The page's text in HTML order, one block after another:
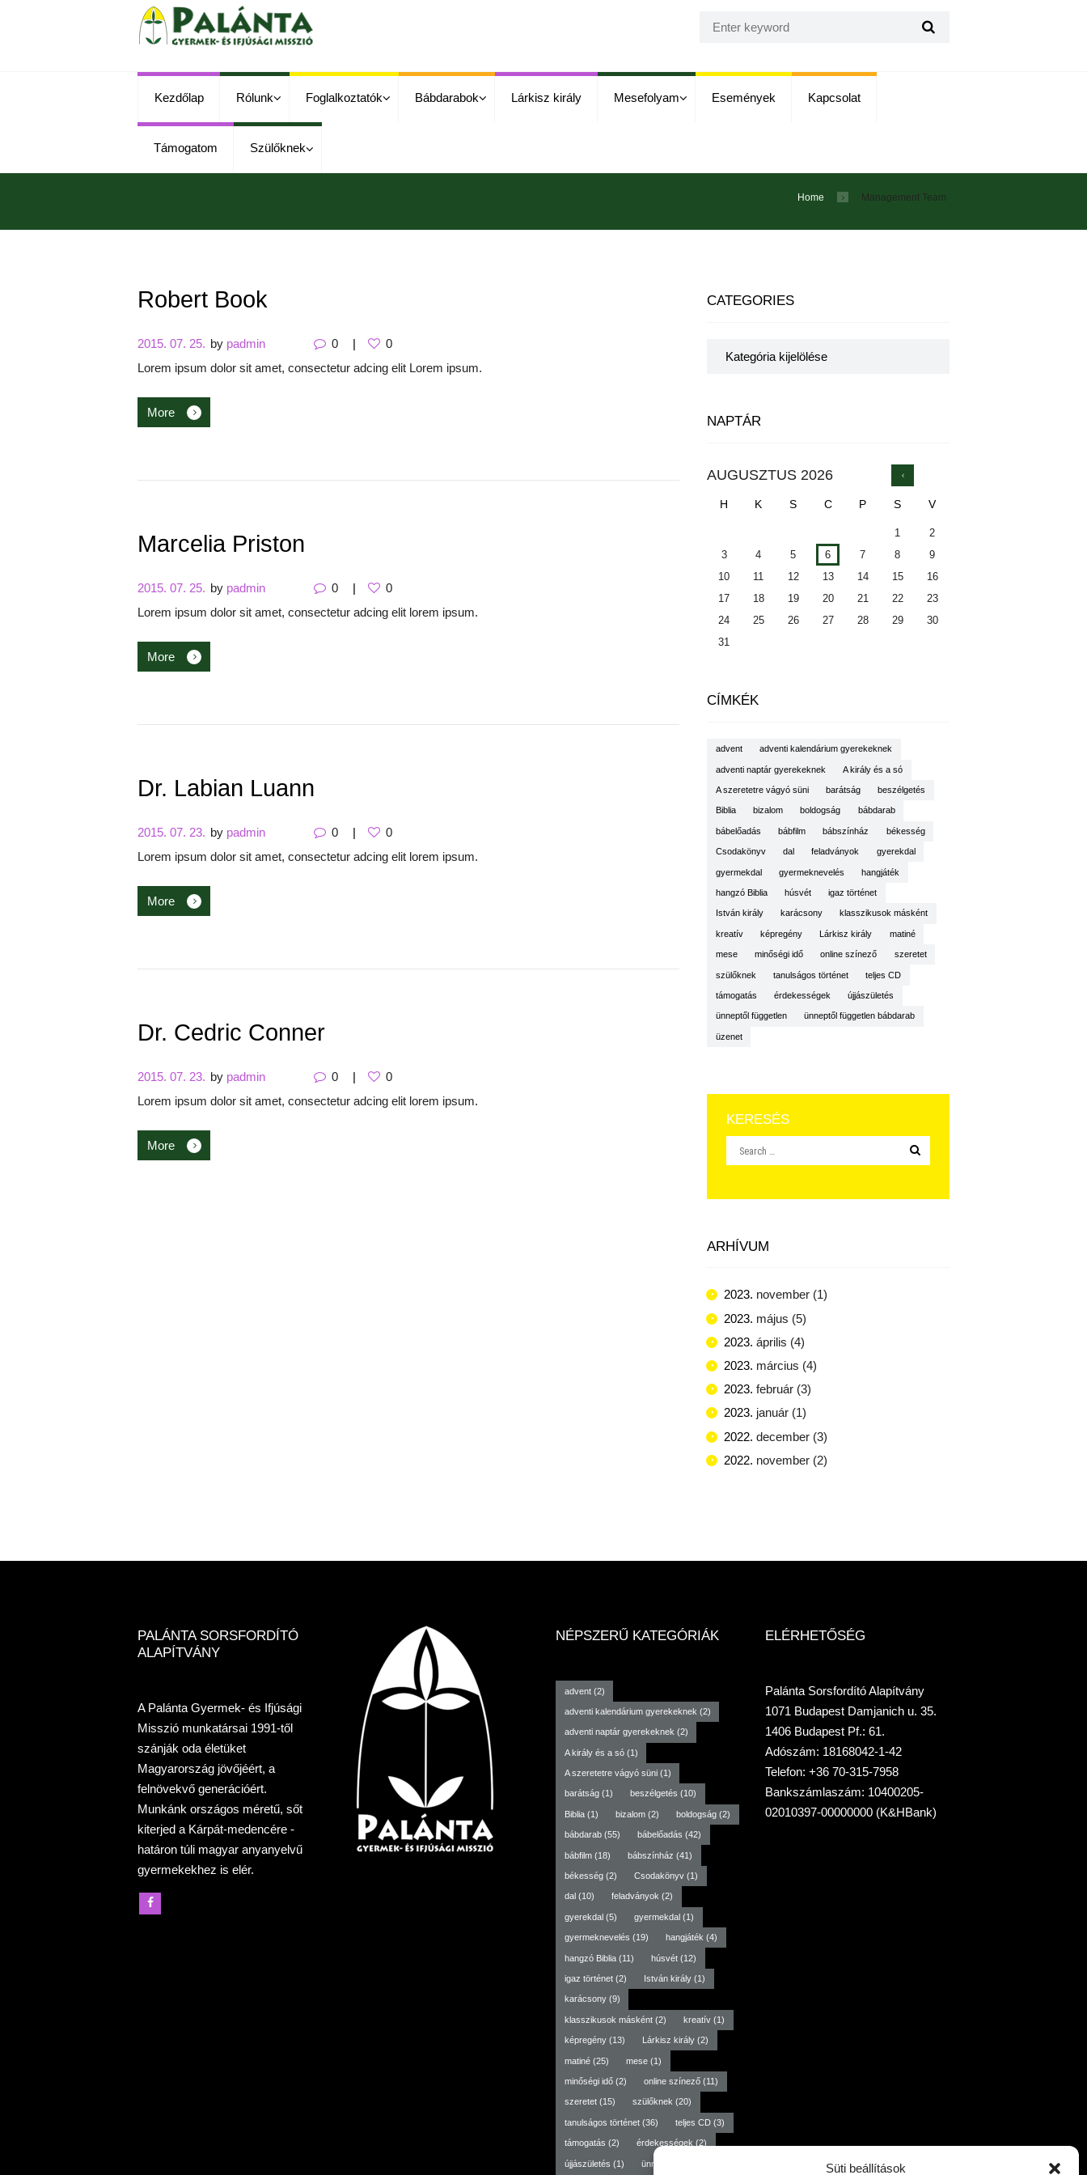
Süti beállítások
Kezdőlap Rólunk Foglalkoztatók Bábdarabok Lárkisz király Mesefolyam Események Kapcsolat
Támogatom Szülőknek
Home Management Team
Robert Book
2015. 07. 25. by padmin 0
0
Lorem ipsum dolor sit amet, consectetur adcing elit Lorem ipsum.
More
Marcelia Priston
2015. 07. 25. by padmin 0
0
Lorem ipsum dolor sit amet, consectetur adcing elit lorem ipsum.
More
Dr. Labian Luann
2015. 07. 23. by padmin 0
0
Lorem ipsum dolor sit amet, consectetur adcing elit lorem ipsum.
More
Dr. Cedric Conner
2015. 07. 23. by padmin 0
0
Lorem ipsum dolor sit amet, consectetur adcing elit lorem ipsum.
More
CATEGORIES
NAPTÁR
AUGUSZTUS 2026
H K S C P S V
1
2
3
4 5 6 7 8
9
10
11 12 13 14 15
16
17
18 19 20 21 22
23
24
25 26 27 28 29
30
31
CÍMKÉK
advent adventi kalendárium gyerekeknek
adventi naptár gyerekeknek A király és a só
A szeretetre vágyó süni barátság beszélgetés
Biblia bizalom boldogság bábdarab
bábelőadás bábfilm bábszínház békesség
Csodakönyv dal feladványok gyerekdal
gyermekdal gyermeknevelés hangjáték
hangzó Biblia húsvét igaz történet
István király karácsony klasszikusok másként
kreatív képregény Lárkisz király matiné
mese minőségi idő online színező szeretet
szülőknek tanulságos történet teljes CD
támogatás érdekességek újjászületés
ünneptől független ünneptől független bábdarab
üzenet
KERESÉS
ARHÍVUM
2023. november (1)
2023. május (5)
2023. április (4)
2023. március (4)
2023. február (3)
2023. január (1)
2022. december (3)
2022. november (2)
PALÁNTA SORSFORDÍTÓ
ALAPÍTVÁNY
A Palánta Gyermek- és Ifjúsági
Misszió munkatársai 1991-től
szánják oda életüket
Magyarország jövőjéért, a
felnövekvő generációért.
Munkánk országos méretű, sőt
kiterjed a Kárpát-medencére -
határon túli magyar anyanyelvű
gyermekekhez is elér.
NÉPSZERŰ KATEGÓRIÁK
advent(2)
adventi kalendárium gyerekeknek (2)
adventi naptár gyerekeknek (2)
A király és a só(1)
A szeretetre vágyó süni(1)
barátság(1) beszélgetés (10)
Biblia(1) bizalom(2) boldogság (2)
bábdarab(55) bábelőadás (42)
bábfilm(18) bábszínház (41)
békesség(2) Csodakönyv(1)
dal (10) feladványok(2)
gyerekdal(5) gyermekdal(1)
gyermeknevelés (19) hangjáték (4)
hangzó Biblia(11) húsvét(12)
igaz történet(2) István király(1)
karácsony(9)
klasszikusok másként(2) kreatív(1)
képregény(13) Lárkisz király(2)
matiné(25) mese(1)
minőségi idő(2) online színező(11)
szeretet(15) szülőknek (20)
tanulságos történet(36) teljes CD(3)
támogatás (2) érdekességek (2)
újjászületés (1) ünneptől független
ELÉRHETŐSÉG
Palánta Sorsfordító Alapítvány
1071 Budapest Damjanich u. 35.
1406 Budapest Pf.: 61.
Adószám: 18168042-1-42
Telefon: +36 70-315-7958
Bankszámlaszám: 10400205-
02010397-00000000 (K&HBank)